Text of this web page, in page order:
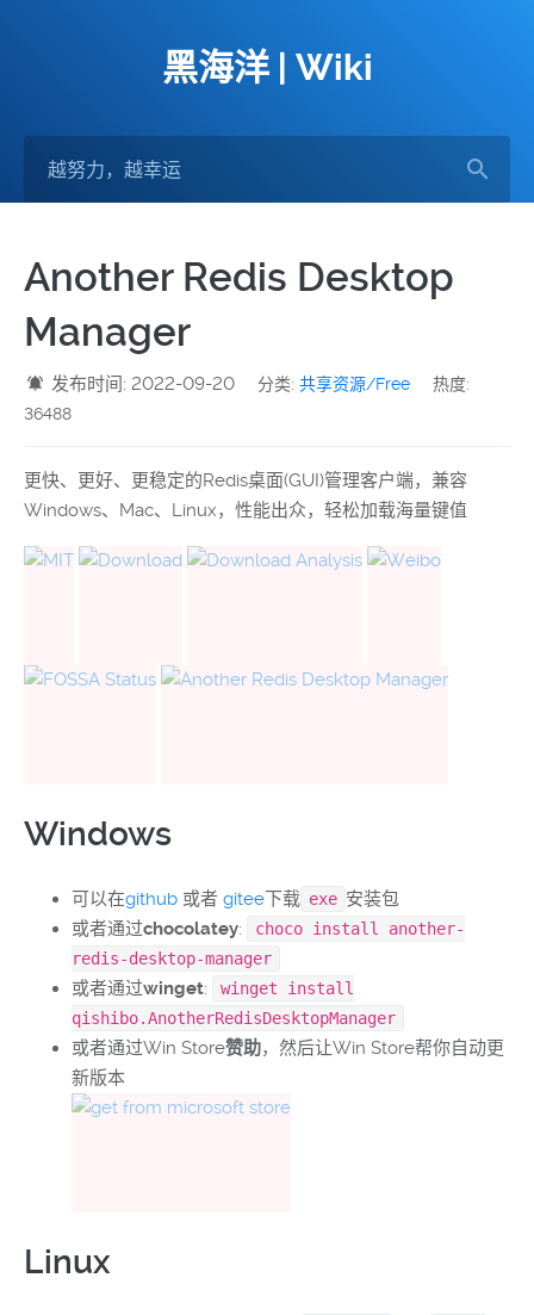
黑海洋 | Wiki
Another Redis Desktop
Manager
发布时间: 2022-09-20 分类:共享资源/Free
热度:
36488
更快、更好、更稳定的Redis桌面(GUI)管理客户端，兼容
Windows、Mac、Linux，性能出众，轻松加载海量键值
Windows
可以在github 或者 gitee下载 exe 安装包
或者通过chocolatey:
choco install another-
redis-desktop-manager
或者通过winget:
winget install
qishibo.AnotherRedisDesktopManager
或者通过Win Store赞助，然后让Win Store帮你自动更
新版本
Linux